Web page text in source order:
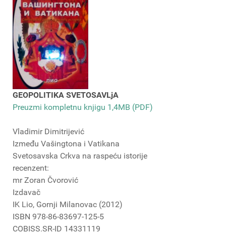
GEOPOLITIKA SVETOSAVLjA
Preuzmi kompletnu knjigu 1,4MB (PDF)
Vladimir Dimitrijević
Između Vašingtona i Vatikana
Svetosavska Crkva na raspeću istorije
recenzent:
mr Zoran Čvorović
Izdavač
IK Lio, Gornji Milanovac (2012)
ISBN 978-86-83697-125-5
COBISS.SR-ID 14331119